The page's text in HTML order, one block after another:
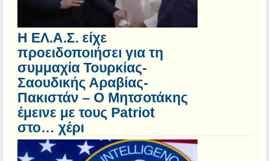
Η ΕΛ.Α.Σ. είχε
προειδοποιήσει για τη
συμμαχία Τουρκίας-
Σαουδικής Αραβίας-
Πακιστάν – Ο Μητσοτάκης
έμεινε με τους Patriot
στο… χέρι